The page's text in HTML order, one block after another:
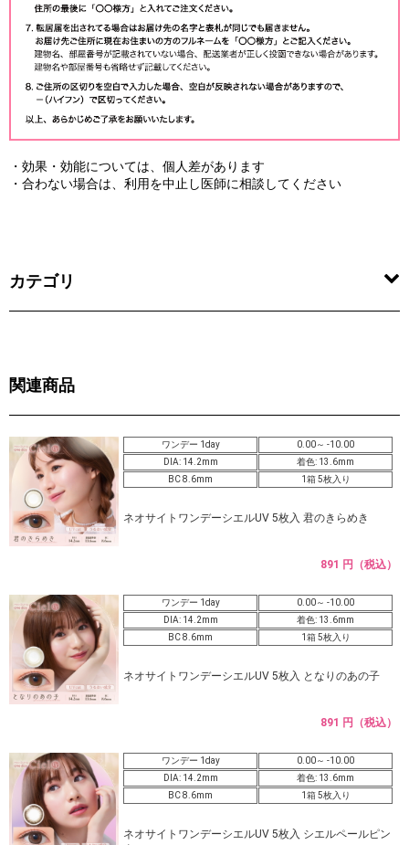
・効果・効能については、個人差があります
・合わない場合は、利用を中止し医師に相談してください
カテゴリ
関連商品
ワンデー 1day
0.00～ -10.00
DIA: 14.2mm
着色: 13.6mm
BC 8.6mm
1箱 5枚入り
ネオサイトワンデーシエルUV 5枚入 君のきらめき
891 円（税込）
ワンデー 1day
0.00～ -10.00
DIA: 14.2mm
着色: 13.6mm
BC 8.6mm
1箱 5枚入り
ネオサイトワンデーシエルUV 5枚入 となりのあの子
891 円（税込）
ワンデー 1day
0.00～ -10.00
DIA: 14.2mm
着色: 13.6mm
BC 8.6mm
1箱 5枚入り
ネオサイトワンデーシエルUV 5枚入 シエルペールピン